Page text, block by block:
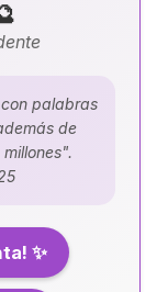
palabras
de
✨